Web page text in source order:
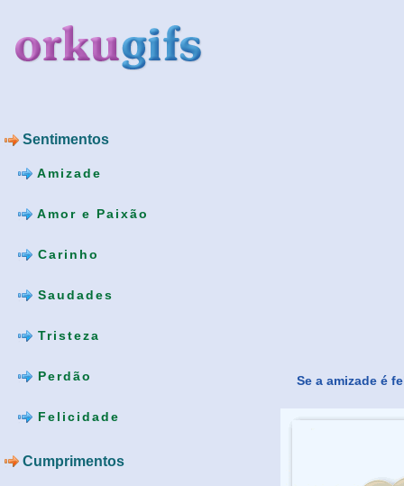
Sentimentos
Amizade
Amor e Paixão
Carinho
Saudades
Tristeza
Perdão
Felicidade
Cumprimentos
Se a amizade é